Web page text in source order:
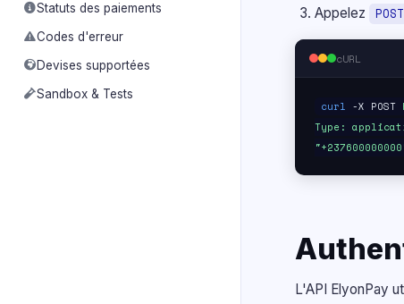
Statuts des paiements
Codes d'erreur
Devises supportées
Sandbox & Tests
Appelez
cURL
curl -X POST
Type:
L'API ElyonPay